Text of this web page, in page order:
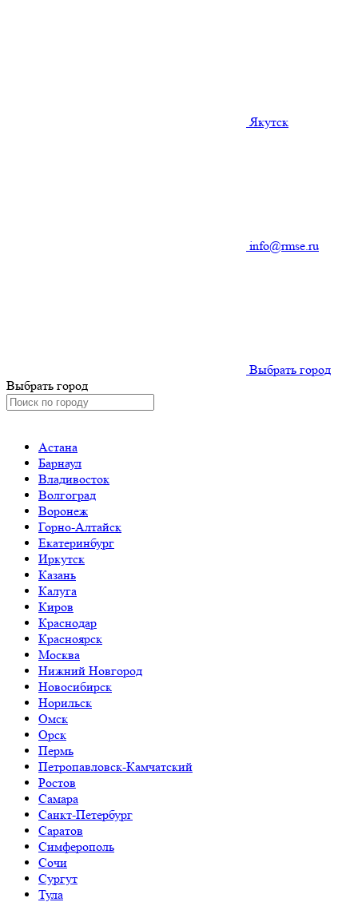
Якутск
info@rmse.ru
Выбрать город
Выбрать город
Астана
Барнаул
Владивосток
Волгоград
Воронеж
Горно-Алтайск
Екатеринбург
Иркутск
Казань
Калуга
Киров
Краснодар
Красноярск
Москва
Нижний Новгород
Новосибирск
Норильск
Омск
Орск
Пермь
Петропавловск-Камчатский
Ростов
Самара
Санкт-Петербург
Саратов
Симферополь
Сочи
Сургут
Тула